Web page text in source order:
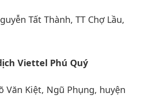
Tất Thành, TT Chợ Lầu,
Viettel Phú Quý
Văn Kiệt, Ngũ Phụng, huyện